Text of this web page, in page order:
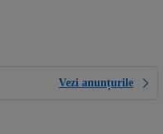
Vezi anunțurile